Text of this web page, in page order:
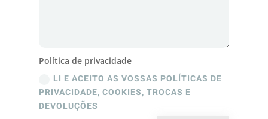
Política de privacidade
LI E ACEITO AS VOSSAS POLÍTICAS DE
PRIVACIDADE, COOKIES, TROCAS E
DEVOLUÇÕES